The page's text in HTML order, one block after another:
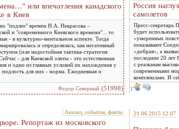
или впечатления канадского
в Киев
"подлее" времен Н.А. Некрасова –
и "современного Киевского времени"... то
- в культурно-ментальном аспекте. Тогда
и определялась, как негативный
(или недостойная тактика-стратегия
- для Киевской элиты - это естественная
и одно из главных условий их нахождения у
для них - норма. Ежедневная и
Федор Северный (51998)
Россия
самолетов
Пресс-секретарь
будет
«умеренных
показывают
«добрая», а
последние 20 лет
с реальным
современными
комплексами. И
1
Анализ, события, факты
Репортаж из московского
21.06.2015 12:07